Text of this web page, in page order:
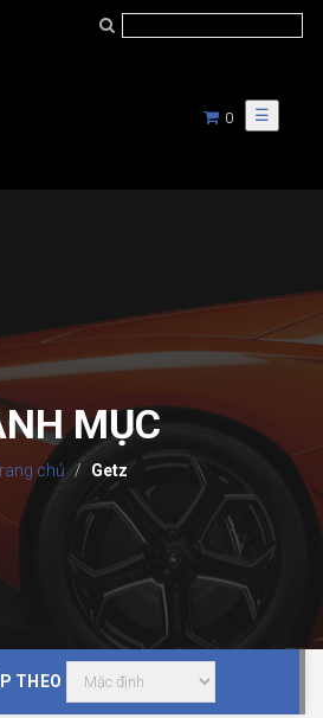
☰
0
MỤC
chủ Getz
THEO